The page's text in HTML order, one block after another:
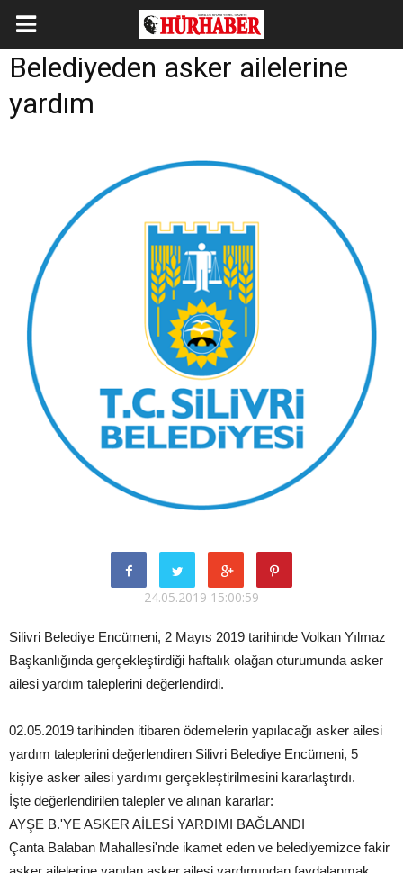
Belediyeden asker ailelerine
yardım
24.05.2019 15:00:59
Silivri Belediye Encümeni, 2 Mayıs 2019 tarihinde Volkan Yılmaz
Başkanlığında gerçekleştirdiği haftalık olağan oturumunda asker
ailesi yardım taleplerini değerlendirdi.
02.05.2019 tarihinden itibaren ödemelerin yapılacağı asker ailesi
yardım taleplerini değerlendiren Silivri Belediye Encümeni, 5
kişiye asker ailesi yardımı gerçekleştirilmesini kararlaştırdı.
İşte değerlendirilen talepler ve alınan kararlar:
AYŞE B.'YE ASKER AİLESİ YARDIMI BAĞLANDI
Çanta Balaban Mahallesi'nde ikamet eden ve belediyemizce fakir